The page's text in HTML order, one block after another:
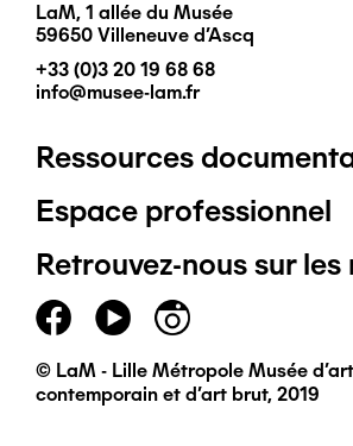
LaM, 1 allée du Musée
59650 Villeneuve d'Ascq
+33 (0)3 20 19 68 68
info@musee-lam.fr
Pied
de
page
principal
Ressources
Espace professionnel
Retrouvez-nous sur les
© LaM - Lille Métropole Musée
contemporain et d'art brut, 2019